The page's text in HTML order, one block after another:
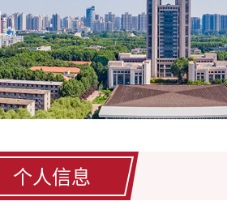
个人信息